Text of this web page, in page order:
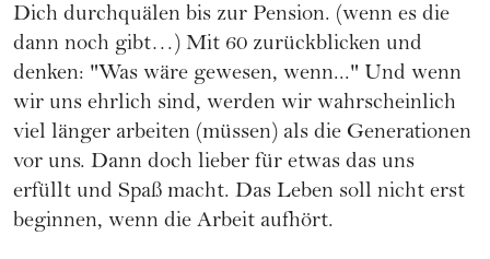
Dich durchquälen bis zur Pension. (wenn es die
dann noch gibt…) Mit 60 zurückblicken und
denken: "Was wäre gewesen, wenn..." Und wenn
wir uns ehrlich sind, werden wir wahrscheinlich
viel länger arbeiten (müssen) als die Generationen
vor uns. Dann doch lieber für etwas das uns
erfüllt und Spaß macht. Das Leben soll nicht erst
beginnen, wenn die Arbeit aufhört.